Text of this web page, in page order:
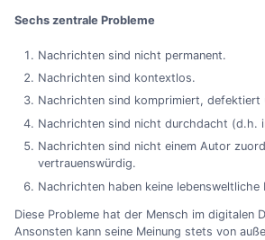
Sechs zentrale Probleme
Nachrichten sind nicht permanent.
Nachrichten sind kontextlos.
Nachrichten sind komprimiert, defektiert
Nachrichten sind nicht durchdacht (d.h.
Nachrichten sind nicht einem Autor
vertrauenswürdig.
Nachrichten haben keine lebensweltliche
Diese Probleme hat der Mensch im digitalen
Ansonsten kann seine Meinung stets von